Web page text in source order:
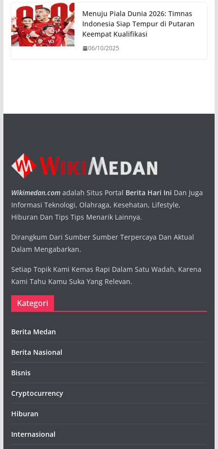
Menuju Piala Dunia 2026: Timnas
Indonesia Siap Tempur di Putaran
Keempat Kualifikasi
06/10/2025
Wikimedan.comadalah Situs Portal Berita Hari Ini Dan Juga
Informasi Teknologi, Olahraga, Kesehatan, Lifestyle,
Hiburan Dan Tips Tips Menarik Lainnya.
Dirangkum Dari Sumber Sumber Terpercaya Dan Aktual
Dalam Mengabarkan.
Setiap Topik Kami Kemas Rapi Dalam Satu Wadah, Karena
Kami Tahu Kamu Suka Yang Relevan.
Kategori
Berita Medan
Berita Nasional
Bisnis
Cryptocurrency
Hiburan
Internasional